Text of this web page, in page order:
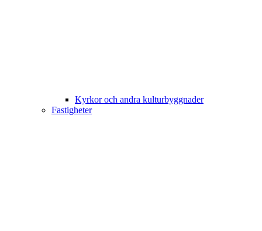
Kyrkor och andra kulturbyggnader
Fastigheter